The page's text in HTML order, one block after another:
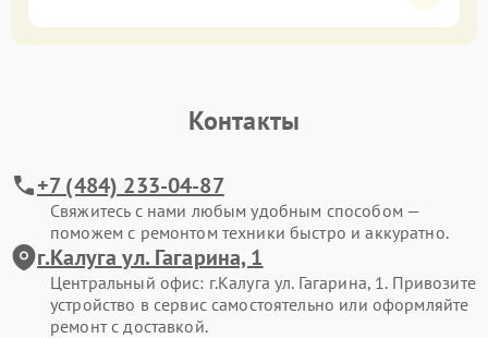
Контакты
+7 (484) 233-04-87
Свяжитесь с нами любым удобным способом —
поможем с ремонтом техники быстро и аккуратно.
г.Калуга ул. Гагарина, 1
Центральный офис: г.Калуга ул. Гагарина, 1. Привозите
устройство в сервис самостоятельно или оформляйте
ремонт с доставкой.